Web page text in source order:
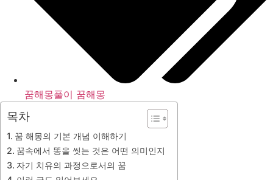
꿈해몽풀이 꿈해몽
목차
꿈 해몽의 기본 개념 이해하기
꿈속에서 똥을 씻는 것은 어떤 의미인지
자기 치유의 과정으로서의 꿈